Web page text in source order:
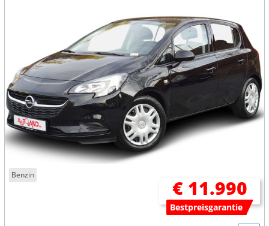
Benzin
€ 11.990
Bestpreisgarantie